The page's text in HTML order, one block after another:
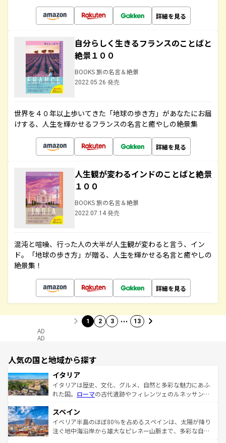
詳細を見る
自分らしく生きるフランスのことばと
絶景１００
BOOKS 旅の名言＆絶景
2022.05.26 発売
世界を４０年以上歩いてきた「地球の歩き方」があなたにお届
けする、人生を輝かせるフランスの名言と癒やしの絶景集
詳細を見る
人生観が変わるインドのことばと絶景
１００
BOOKS 旅の名言＆絶景
2022.07.14 発売
混沌と喧噪、行った人の大半が人生観が変わると言う、イン
ド。「地球の歩き方」が贈る、人生を輝かせる名言と癒やしの
絶景集！
詳細を見る
1 2 3 … 13
AD
AD
人気の国と地域から探す
イタリア
イタリアは歴史、文化、グルメ、自然と多彩な魅力にあふ
れた国。 ローマの古代遺跡やフィレンツェのルネッサンス
ろん、トスカーナの美しい田園風景やアマルフィ海岸の絶
景など、自然景観も見逃せない。観光の合間には、本場の
ピザやパスタなど、絶品のイタリア料理を堪能することも
スペイン
イベリア半島のほぼ80％を占めるスペインは、太陽が降り
注ぐ地中海沿岸から雄大なピレネー山脈まで、多彩な自然